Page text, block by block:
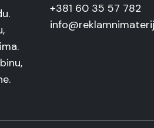
+381 60 35 57 782